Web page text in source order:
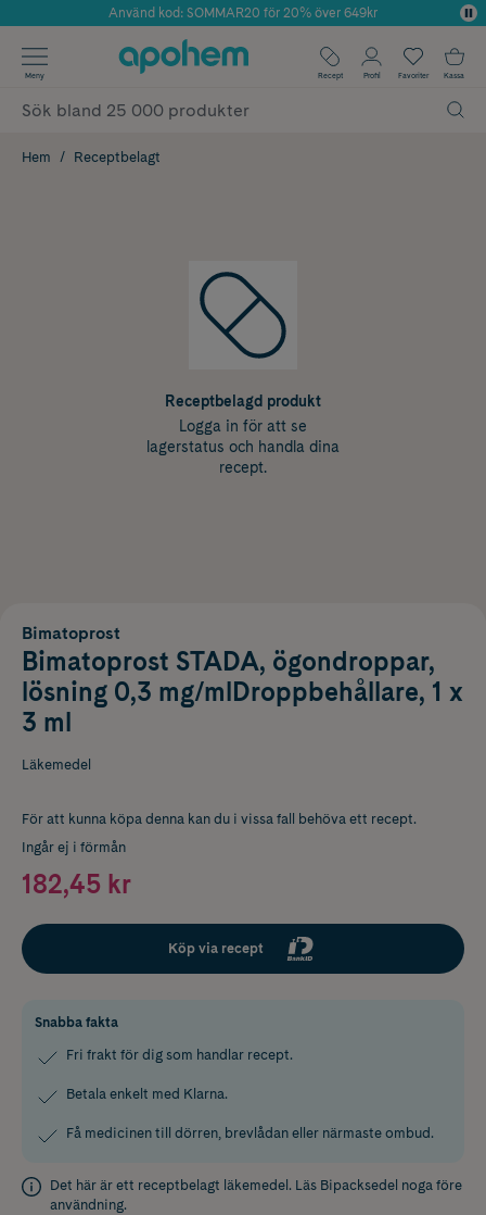
Använd kod: SOMMAR20 för 20% över 649kr
✓ Fri frakt
✓ Poäng på alla köp*
Meny Recept Profil Favoriter Kassa
Hem Receptbelagt
Receptbelagd produkt
Logga in för att se
lagerstatus och handla dina
recept.
Bimatoprost
Bimatoprost STADA, ögondroppar,
lösning 0,3 mg/mlDroppbehållare, 1 x
3 ml
Läkemedel
För att kunna köpa denna kan du i vissa fall behöva ett recept.
Ingår ej i förmån
182,45 kr
Köp via recept
Snabba fakta
Fri frakt för dig som handlar recept.
Betala enkelt med Klarna.
Få medicinen till dörren, brevlådan eller närmaste ombud.
Det här är ett receptbelagt läkemedel. Läs Bipacksedel noga före
användning.